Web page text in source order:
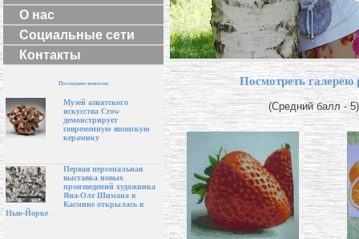
О нас
Социальные сети
Контакты
Последние новости
Музей азиатского
искусства Crow
демонстрирует
современную японскую
керамику
Первая персональная
выставка новых
произведений художника
Яна-Оле Шимана в
Касмине открылась в
Нью-Йорке
Посмотреть галерею
(Средний балл - 5)